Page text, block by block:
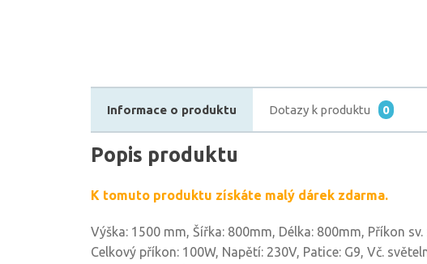
Informace o produktu Dotazy k produktu 0
Popis produktu
K tomuto produktu získáte malý dárek zdarma.
Výška: 1500 mm, Šířka: 800mm, Délka: 800mm, Příkon sv.
Celkový příkon: 100W, Napětí: 230V, Patice: G9, Vč.